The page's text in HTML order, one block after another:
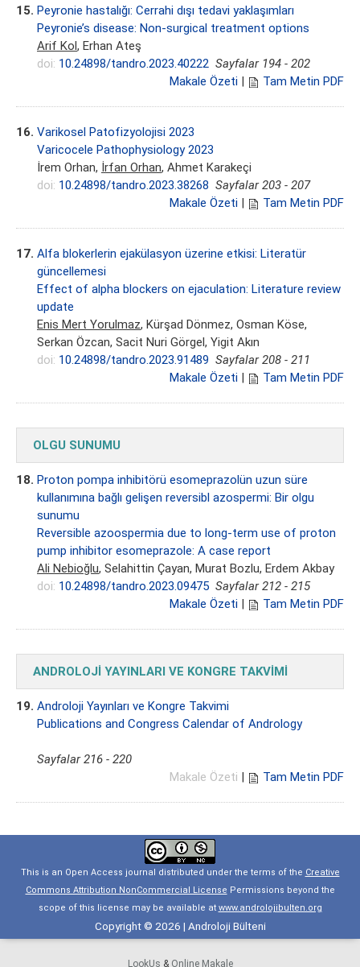
15. Peyronie hastalığı: Cerrahi dışı tedavi yaklaşımları
Peyronie’s disease: Non-surgical treatment options
Arif Kol , Erhan Ateş
doi: 10.24898/tandro.2023.40222 Sayfalar 194 - 202
Makale Özeti
Tam Metin PDF
16. Varikosel Patofizyolojisi 2023
Varicocele Pathophysiology 2023
İrem Orhan, İrfan Orhan, Ahmet Karakeçi
doi: 10.24898/tandro.2023.38268 Sayfalar 203 - 207
Makale Özeti
Tam Metin PDF
17. Alfa blokerlerin ejakülasyon üzerine etkisi: Literatür
güncellemesi
Effect of alpha blockers on ejaculation: Literature review
update
Enis Mert Yorulmaz, Kürşad Dönmez, Osman Köse,
Serkan Özcan, Sacit Nuri Görgel, Yigit Akın
doi: 10.24898/tandro.2023.91489 Sayfalar 208 - 211
Makale Özeti
Tam Metin PDF
OLGU SUNUMU
18. Proton pompa inhibitörü esomeprazolün uzun süre
kullanımına bağlı gelişen reversibl azospermi: Bir olgu
sunumu
Reversible azoospermia due to long-term use of proton
pump inhibitor esomeprazole: A case report
Ali Nebioğlu, Selahittin Çayan, Murat Bozlu, Erdem Akbay
doi: 10.24898/tandro.2023.09475 Sayfalar 212 - 215
Makale Özeti
Tam Metin PDF
ANDROLOJİ YAYINLARI VE KONGRE TAKVİMİ
19. Androloji Yayınları ve Kongre Takvimi
Publications and Congress Calendar of Andrology
Sayfalar 216 - 220
Makale Özeti
Tam Metin PDF
This is an Open Access journal distributed under the terms of the Creative
Commons Attribution NonCommercial License Permissions beyond the
scope of this license may be available at www.androlojibulten.org
Copyright © 2026 | Androloji Bülteni
LookUs & Online Makale